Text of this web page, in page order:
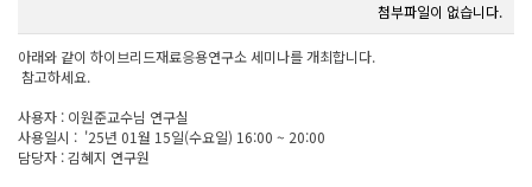
첨부파일이 없습니다.
아래와 같이 하이브리드재료응용연구소 세미나를 개최합니다.
참고하세요.
사용자 : 이원준교수님 연구실
사용일시 : '25년 01월 15일(수요일) 16:00 ~ 20:00
담당자 : 김혜지 연구원